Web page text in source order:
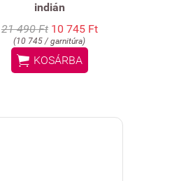
indián
21 490 Ft 10 745 Ft
(10 745 / garnitúra)
 KOSÁRBA